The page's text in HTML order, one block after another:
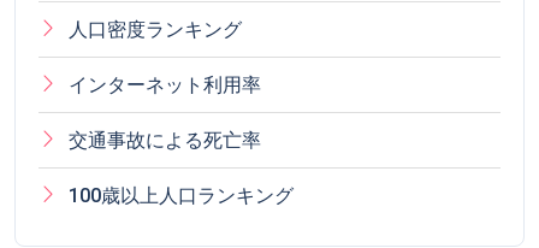
人口密度ランキング
インターネット利用率
交通事故による死亡率
100歳以上人口ランキング